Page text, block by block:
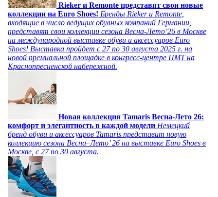
Rieker и Remonte представят свои новые
коллекции на Euro Shoes! Бренды Rieker и Remonte,
входящие в число ведущих обувных компаний Германии,
представят свои коллекции сезона Весна-Лето’26 в Москве
на международной выставке обуви и аксессуаров Euro
Shoes! Выставка пройдет c 27 по 30 августа 2025 г. на
новой премиальной площадке в конгресс-центре ЦМТ на
Краснопресненской набережной.
Новая коллекция Tamaris Весна-Лето 26:
комфорт и элегантность в каждой модели Немецкий
бренд обуви и аксессуаров Tamaris представит новую
коллекцию сезона Весна–Лето’ 26 на выставке Euro Shoes в
Москве, с 27 по 30 августа.